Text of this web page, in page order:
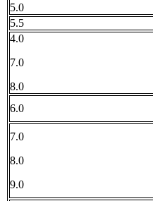
5.0
5.5
4.0
7.0
8.0
6.0
7.0
8.0
9.0